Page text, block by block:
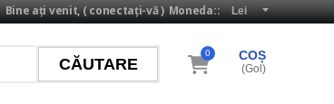
Moneda::
Bine ați venit, (conectați-vă)
COȘ
0
(Gol)